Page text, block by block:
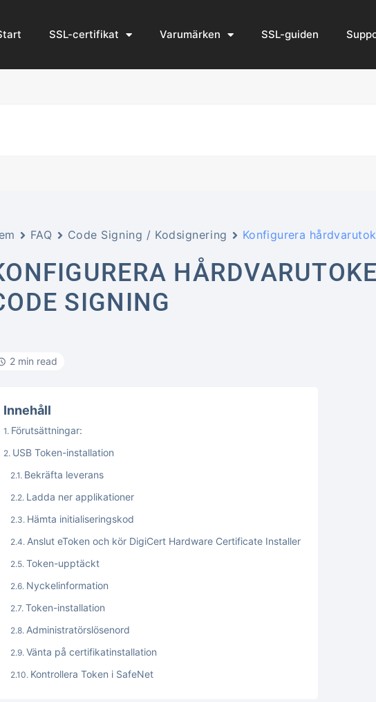
SSL-certifikat Varumärken SSL-guiden
FAQ Code Signing / Kodsignering Konfigurera
SIGNING
2 min read
Innehåll
Förutsättningar:
USB Token-installation
Bekräfta leverans
Ladda ner applikationer
Hämta initialiseringskod
Anslut eToken och kör DigiCert Hardware Certificate Installer
Token-upptäckt
Nyckelinformation
Token-installation
Administratörslösenord
Vänta på certifikatinstallation
Kontrollera Token i SafeNet